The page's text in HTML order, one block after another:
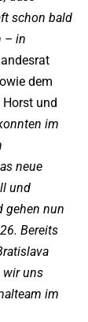
schon bald
– in
dem
und
im
neue
und
gehen nun
Bereits
wir uns
im